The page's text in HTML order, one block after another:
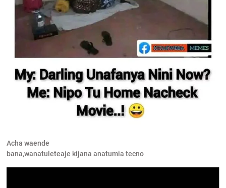
Acha waende
bana,wanatuleteaje kijana anatumia tecno